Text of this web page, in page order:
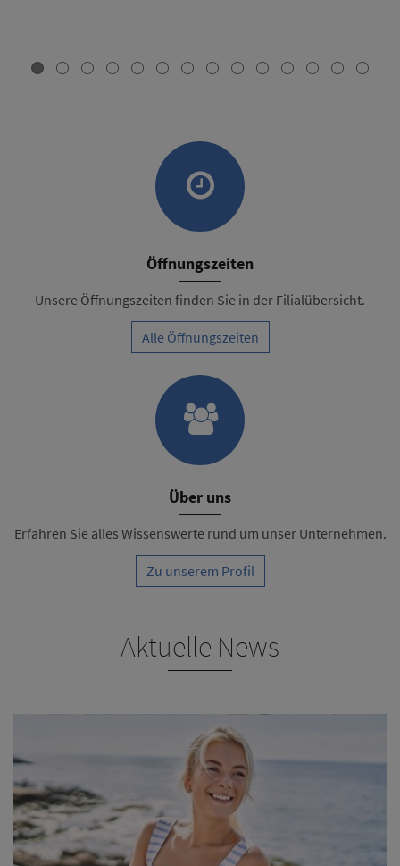
Öffnungszeiten
Unsere Öffnungszeiten finden Sie in der Filialübersicht.
Alle Öffnungszeiten
Über uns
Erfahren Sie alles Wissenswerte rund um unser Unternehmen.
Zu unserem Profil
Aktuelle News